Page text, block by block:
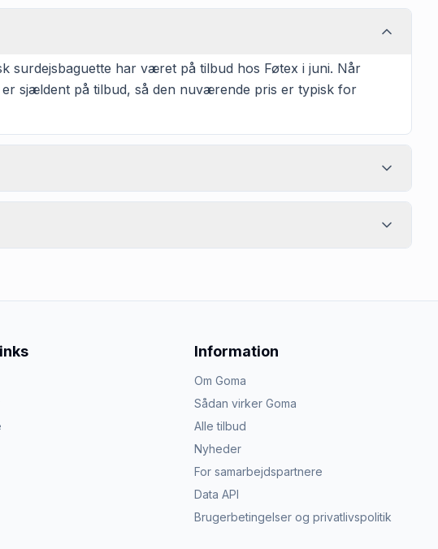
surdejsbaguette har været på tilbud hos Føtex i juni. Når
sjældent på tilbud, så den nuværende pris er typisk for
Information
Om Goma
Sådan virker Goma
Alle tilbud
Nyheder
For samarbejdspartnere
Data API
Brugerbetingelser og privatlivspolitik